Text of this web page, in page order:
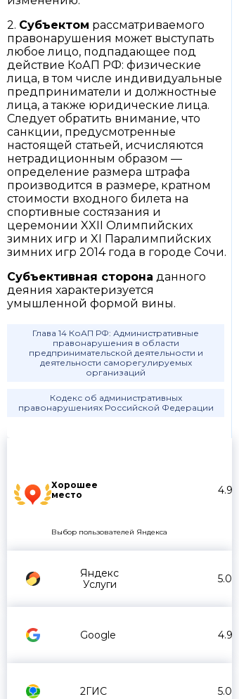
Хорошее
место
4.9
Выбор пользователей Яндекса
Яндекс
Услуги
5.0
Google 4.9
2ГИС 5.0
2. Субъектом рассматриваемого
правонарушения может выступать
любое лицо, подпадающее под
действие КоАП РФ: физические
лица, в том числе индивидуальные
предприниматели и должностные
лица, а также юридические лица.
Следует обратить внимание, что
санкции, предусмотренные
настоящей статьей, исчисляются
нетрадиционным образом —
определение размера штрафа
производится в размере, кратном
стоимости входного билета на
спортивные состязания и
церемонии XXII Олимпийских
зимних игр и XI Паралимпийских
зимних игр 2014 года в городе Сочи.
Субъективная сторона данного
деяния характеризуется
умышленной формой вины.
Глава 14 КоАП РФ: Административные
правонарушения в области
предпринимательской деятельности и
деятельности саморегулируемых
организаций
Кодекс об административных
правонарушениях Российской Федерации